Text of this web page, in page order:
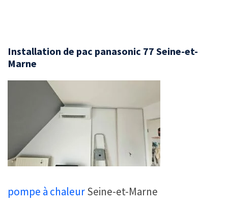
Installation de pac panasonic 77 Seine-et-
Marne
pompe à chaleurSeine-et-Marne